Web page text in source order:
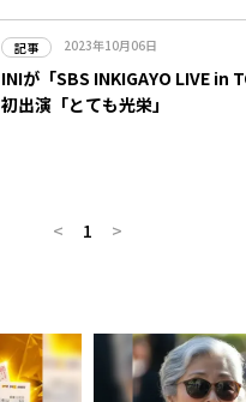
記事 2023年10月06日
INIが「SBS INKIGAYO LIVE in
初出演「とても光栄」
< 1 >